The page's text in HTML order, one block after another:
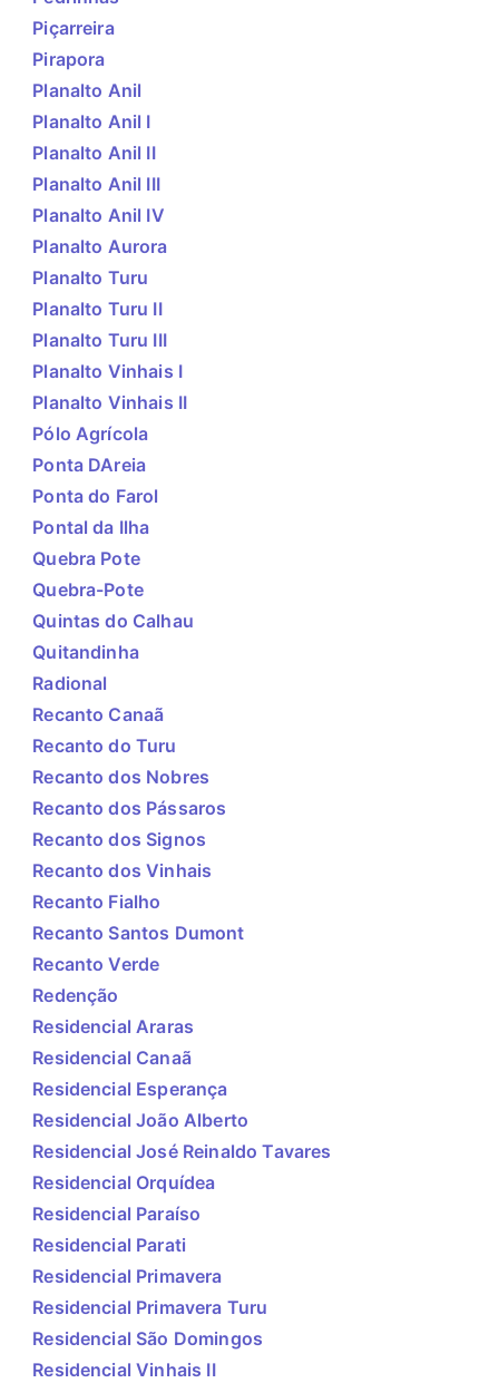
Piçarreira
Pirapora
Planalto Anil
Planalto Anil I
Planalto Anil II
Planalto Anil III
Planalto Anil IV
Planalto Aurora
Planalto Turu
Planalto Turu II
Planalto Turu III
Planalto Vinhais I
Planalto Vinhais II
Pólo Agrícola
Ponta DAreia
Ponta do Farol
Pontal da Ilha
Quebra Pote
Quebra-Pote
Quintas do Calhau
Quitandinha
Radional
Recanto Canaã
Recanto do Turu
Recanto dos Nobres
Recanto dos Pássaros
Recanto dos Signos
Recanto dos Vinhais
Recanto Fialho
Recanto Santos Dumont
Recanto Verde
Redenção
Residencial Araras
Residencial Canaã
Residencial Esperança
Residencial João Alberto
Residencial José Reinaldo Tavares
Residencial Orquídea
Residencial Paraíso
Residencial Parati
Residencial Primavera
Residencial Primavera Turu
Residencial São Domingos
Residencial Vinhais II